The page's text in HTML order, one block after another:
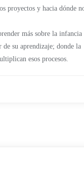
proyectos y hacia dónde
más sobre la infancia
su aprendizaje; donde la
esos procesos.